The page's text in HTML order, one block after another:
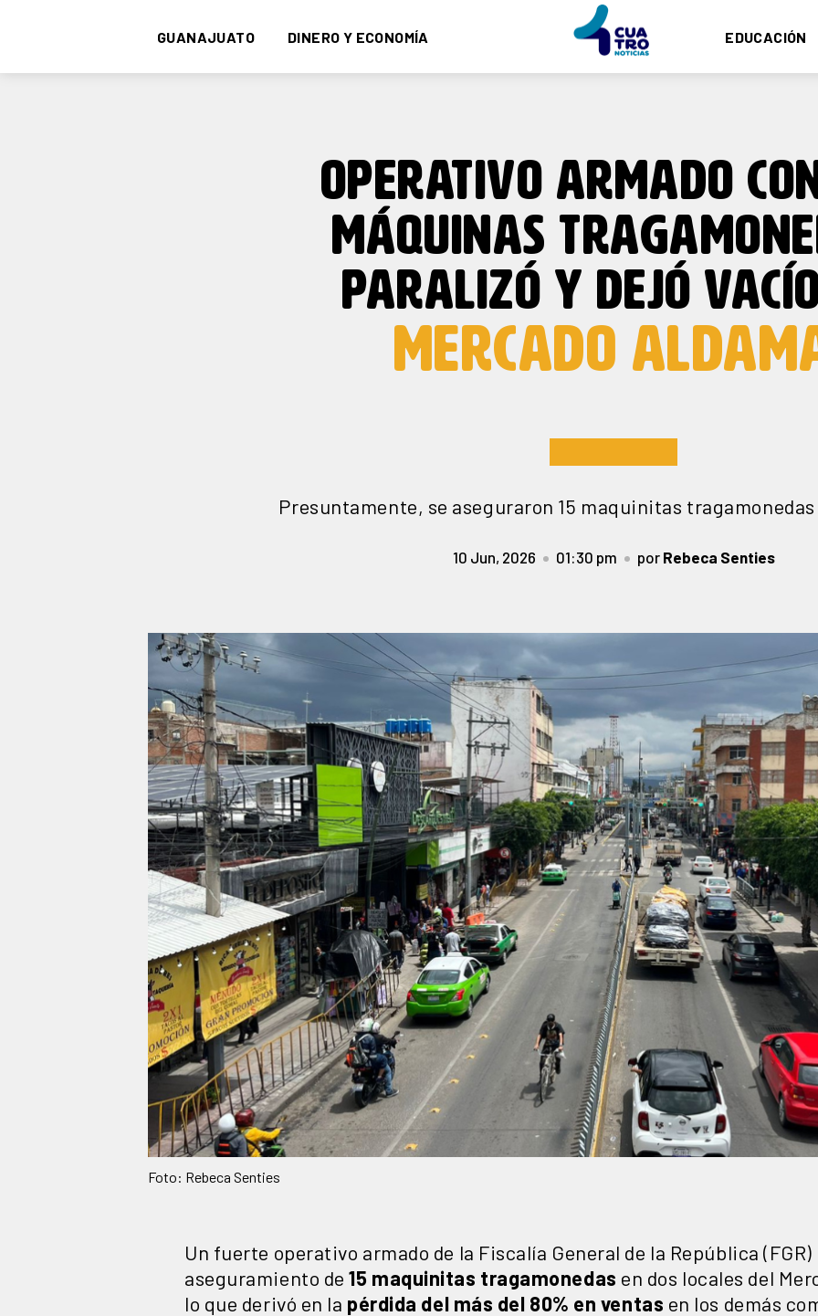
GUANAJUATO DINERO Y ECONOMÍA EDUCACIÓN
OPERATIVO ARMADO
MÁQUINAS
PARALIZÓ Y DEJÓ
MERCADO
Presuntamente, se aseguraron 15 maquinitas
10 Jun, 2026 01:30 pm por Rebeca Senties
Foto: Rebeca Senties
Un fuerte operativo armado de la Fiscalía General de la República
aseguramiento de15 maquinitas tragamonedas en dos locales del
lo que derivó en la pérdida del más del 80% en ventas en los demás